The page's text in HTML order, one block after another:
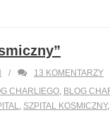
13 KOMENTARZY
CHARLIEGO, BLOG
, SZPITAL KOSMICZNY